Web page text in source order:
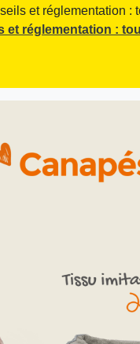
et réglementation
et réglementation :